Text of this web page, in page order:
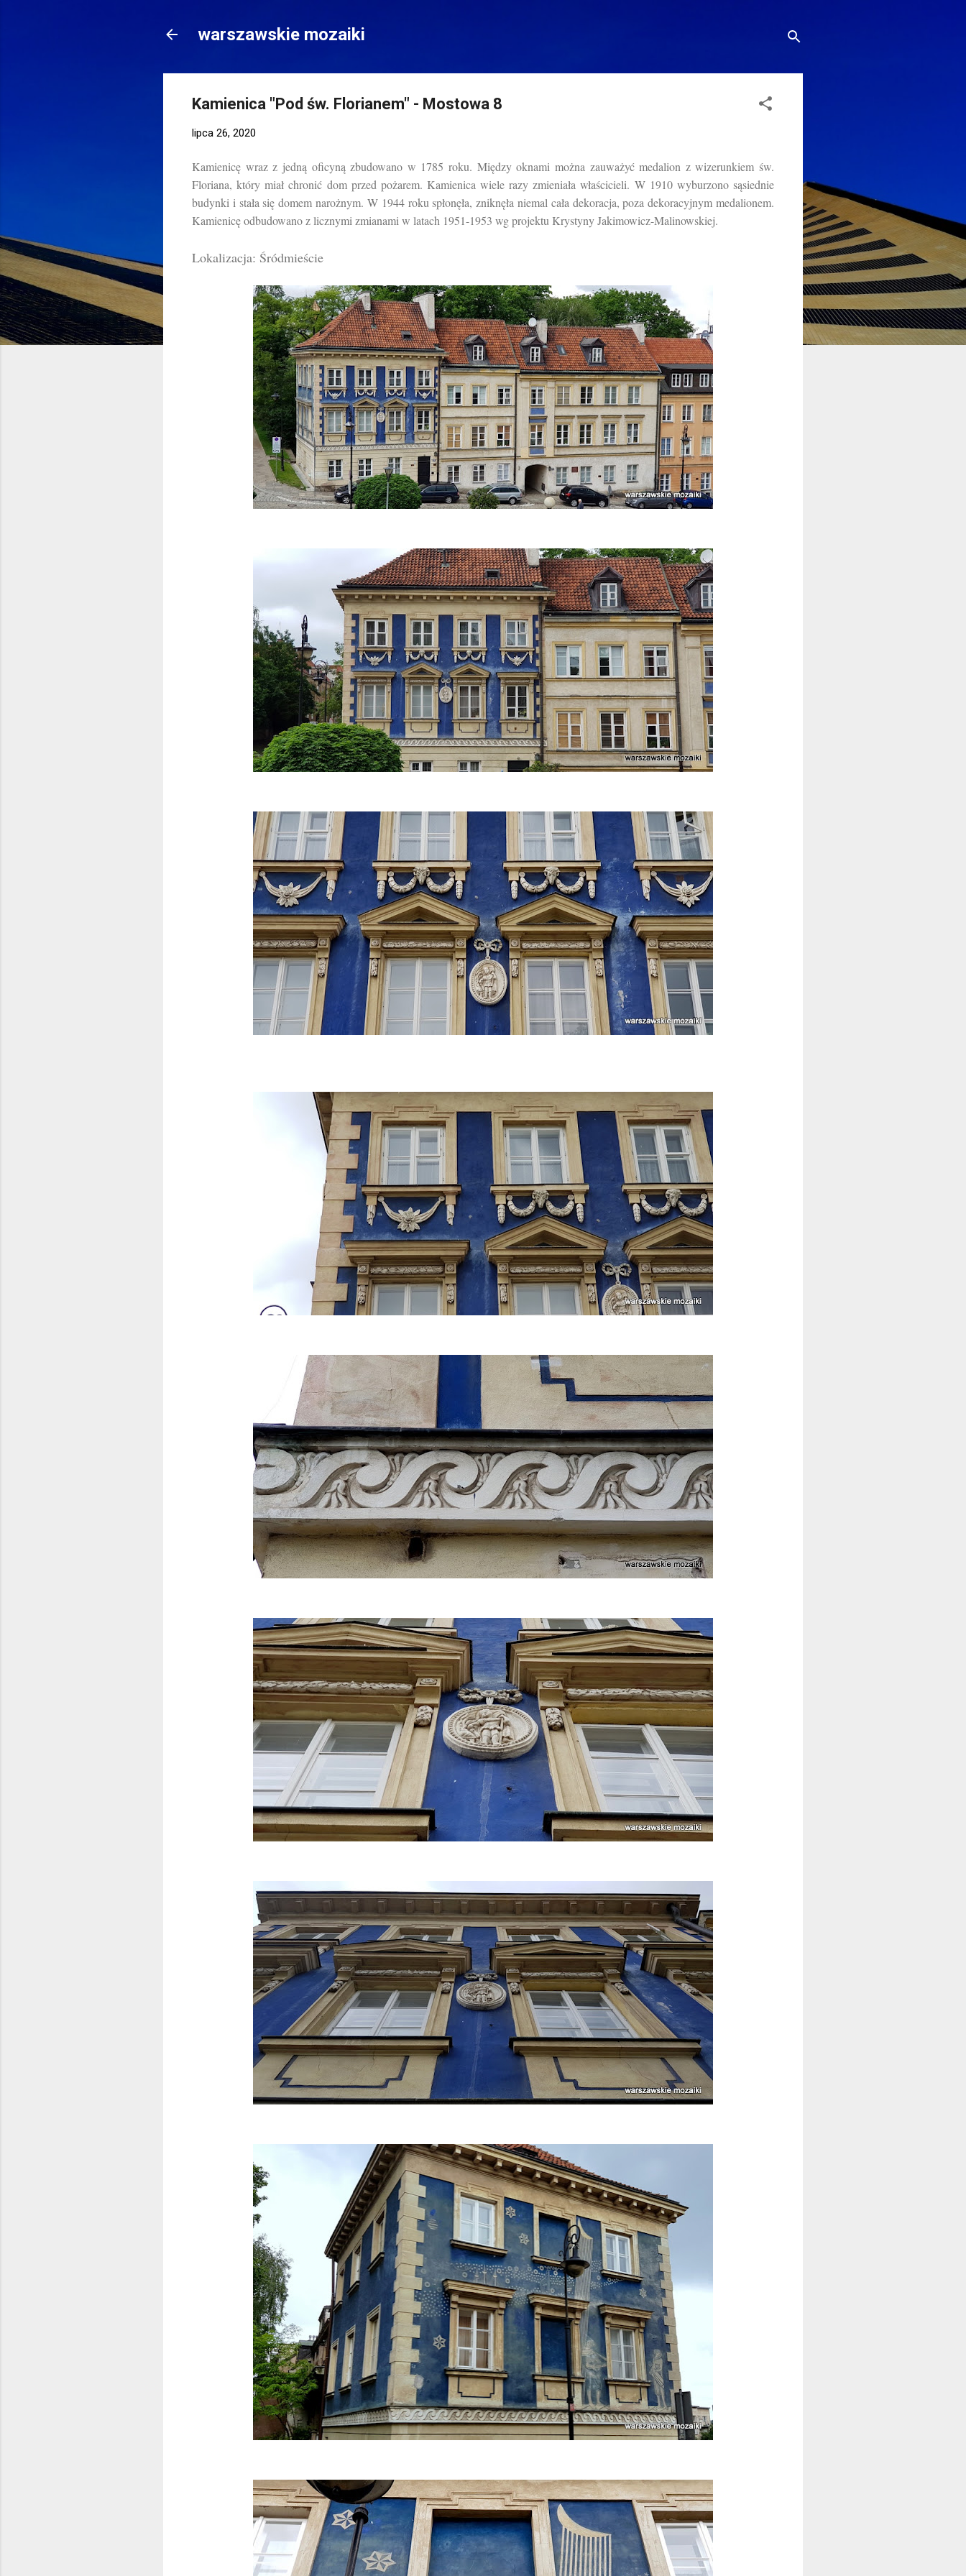
warszawskie mozaiki
Kamienica "Pod św. Florianem" - Mostowa 8
lipca 26, 2020
Kamienicę wraz z jedną oficyną zbudowano w 1785 roku. Między oknami można zauważyć medalion z wizerunkiem św.
Floriana, który miał chronić dom przed pożarem. Kamienica wiele razy zmieniała właścicieli. W 1910 wyburzono sąsiednie
budynki i stała się domem narożnym. W 1944 roku spłonęła, zniknęła niemal cała dekoracja, poza dekoracyjnym medalionem.
Kamienicę odbudowano z licznymi zmianami w latach 1951-1953 wg projektu Krystyny Jakimowicz-Malinowskiej.
Lokalizacja: Śródmieście